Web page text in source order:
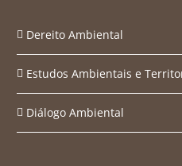
Dereito Ambiental
Estudos Ambientais e
Diálogo Ambiental